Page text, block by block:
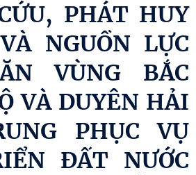
PHÁT HUY
NGUỒN LỰC
VÙNG BẮC
VÀ DUYÊN HẢI
PHỤC VỤ
ĐẤT NƯỚC